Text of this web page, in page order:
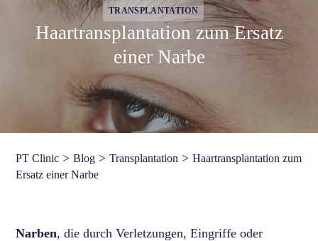
TRANSPLANTATION
Haartransplantation zum Ersatz
einer Narbe
PT Clinic >Blog >Transplantation >Haartransplantation zum
Ersatz einer Narbe
Narben, die durch Verletzungen, Eingriffe oder